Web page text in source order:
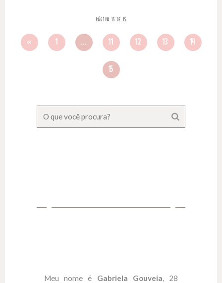
PÁGINA 15 DE 15
« 1 ... 11 12 13 14
15
Meu nome é Gabriela Gouveia, 28